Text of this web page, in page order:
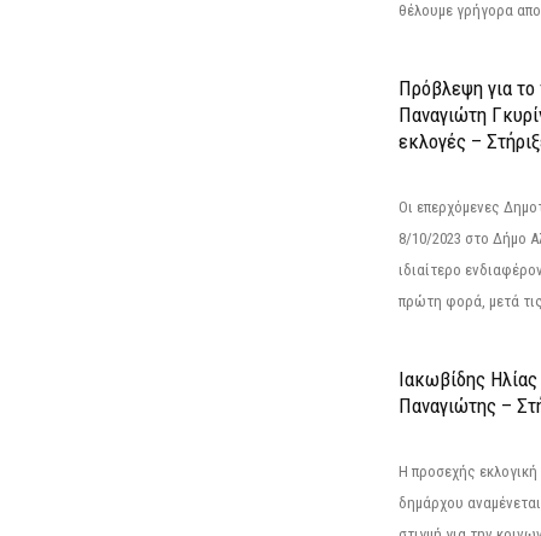
θέλουμε γρήγορα
Πρόβλεψη για
Παναγιώτη
εκλογές –
Οι επερχόμενες
8/10/2023 στο Δήμο
ιδιαίτερο
πρώτη φορά, μετά τις
Ιακωβίδης
Παναγιώτης –
Η προσεχής
δημάρχου